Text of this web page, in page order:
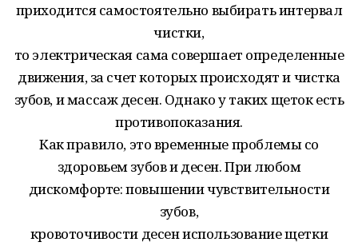
приходится самостоятельно выбирать интервал
чистки,
то электрическая сама совершает определенные
движения,за счет которых происходят и чистка
зубов, и массаж десен. Однако у таких щеток есть
противопоказания.
Как правило, это временные проблемы со
здоровьем зубов и десен. При любом
дискомфорте: повышении чувствительности
зубов,
кровоточивости десен использование щетки